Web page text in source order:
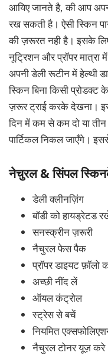
आयिए जानते है, की आप
रख सकती है। ऐसी स्किन
की ज़रूरत नही है। इसके
नूट्रिशन और प्रॉपर
अपनी डेली रूटीन में हेल्थी
स्किन बिना किसी प्रोडक्ट
ज़रूर ट्राई करके देखना।
दिन में कम से कम दो या
पार्टिकल निकल जाएँगे।
नेचुरल & सिंपल
डेली क्लीनज़िंग
बॉडी को हायड्रेटड
सनस्क्रीन ज़रूरी
नैचुरल फेस पैक
प्रॉपर डाइयट फ़ॉलो
अच्छी नींद लें
ऑयल कंट्रोल
स्ट्रेस से बचें
नियमित
नैचुरल टोनर यूज़ करे